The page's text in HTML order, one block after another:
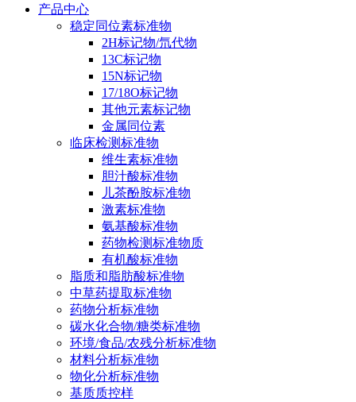
产品中心
稳定同位素标准物
2H标记物/氘代物
13C标记物
15N标记物
17/18O标记物
其他元素标记物
金属同位素
临床检测标准物
维生素标准物
胆汁酸标准物
儿茶酚胺标准物
激素标准物
氨基酸标准物
药物检测标准物质
有机酸标准物
脂质和脂肪酸标准物
中草药提取标准物
药物分析标准物
碳水化合物/糖类标准物
环境/食品/农残分析标准物
材料分析标准物
物化分析标准物
基质质控样